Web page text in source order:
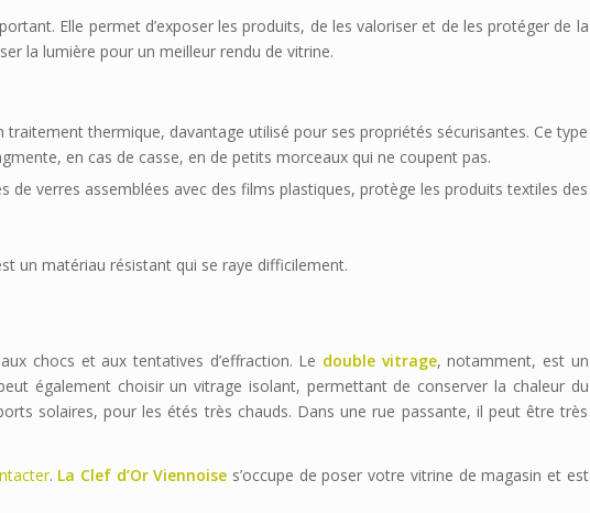
Elle permet d’exposer les produits, de les valoriser et de les protéger de la
la lumière pour un meilleur rendu de vitrine.
traitement thermique, davantage utilisé pour ses propriétés sécurisantes. Ce type
en cas de casse, en de petits morceaux qui ne coupent pas.
de verres assemblées avec des films plastiques, protège les produits textiles des
un matériau résistant qui se raye difficilement.
chocs et aux tentatives d’effraction. Le double vitrage, notamment, est un
également choisir un vitrage isolant, permettant de conserver la chaleur du
solaires, pour les étés très chauds. Dans une rue passante, il peut être très
. La Clef d’Or Viennoise s’occupe de poser votre vitrine de magasin et est